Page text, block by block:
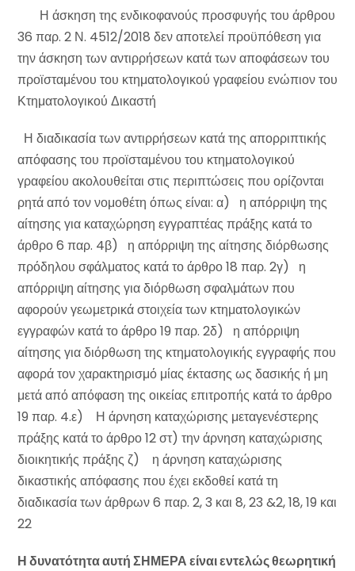
Η άσκηση της ενδικοφανούς προσφυγής του άρθρου
36 παρ. 2 Ν. 4512/2018 δεν αποτελεί προϋπόθεση για
την άσκηση των αντιρρήσεων κατά των αποφάσεων του
προϊσταμένου του κτηματολογικού γραφείου ενώπιον του
Κτηματολογικού Δικαστή
Η διαδικασία των αντιρρήσεων κατά της απορριπτικής
απόφασης του προϊσταμένου του κτηματολογικού
γραφείου ακολουθείται στις περιπτώσεις που ορίζονται
ρητά από τον νομοθέτη όπως είναι: α) η απόρριψη της
αίτησης για καταχώρηση εγγραπτέας πράξης κατά το
άρθρο 6 παρ. 4β) η απόρριψη της αίτησης διόρθωσης
πρόδηλου σφάλματος κατά το άρθρο 18 παρ. 2γ) η
απόρριψη αίτησης για διόρθωση σφαλμάτων που
αφορούν γεωμετρικά στοιχεία των κτηματολογικών
εγγραφών κατά το άρθρο 19 παρ. 2δ) η απόρριψη
αίτησης για διόρθωση της κτηματολογικής εγγραφής που
αφορά τον χαρακτηρισμό μίας έκτασης ως δασικής ή μη
μετά από απόφαση της οικείας επιτροπής κατά το άρθρο
19 παρ. 4.ε) Η άρνηση καταχώρισης μεταγενέστερης
πράξης κατά το άρθρο 12 στ) την άρνηση καταχώρισης
διοικητικής πράξης ζ) η άρνηση καταχώρισης
δικαστικής απόφασης που έχει εκδοθεί κατά τη
διαδικασία των άρθρων 6 παρ. 2, 3 και 8, 23 &2, 18, 19 και
22
Η δυνατότητα αυτή ΣΗΜΕΡΑ είναι εντελώς θεωρητική